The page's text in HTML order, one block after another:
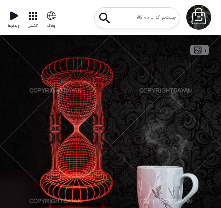
ویدئوها کالکشن وبلاگ
۱